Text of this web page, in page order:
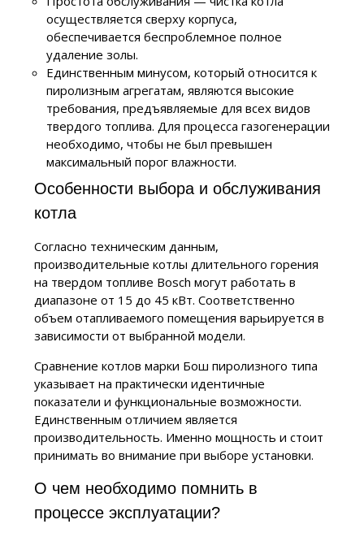
осуществляется сверху корпуса,
обеспечивается беспроблемное полное
удаление золы.
Единственным минусом, который относится к
пиролизным агрегатам, являются высокие
требования, предъявляемые для всех видов
твердого топлива. Для процесса газогенерации
необходимо, чтобы не был превышен
максимальный порог влажности.
Особенности выбора и обслуживания
котла
Согласно техническим данным,
производительные котлы длительного горения
на твердом топливе Bosch могут работать в
диапазоне от 15 до 45 кВт. Соответственно
объем отапливаемого помещения варьируется в
зависимости от выбранной модели.
Сравнение котлов марки Бош пиролизного типа
указывает на практически идентичные
показатели и функциональные возможности.
Единственным отличием является
производительность. Именно мощность и стоит
принимать во внимание при выборе установки.
О чем необходимо помнить в
процессе эксплуатации?